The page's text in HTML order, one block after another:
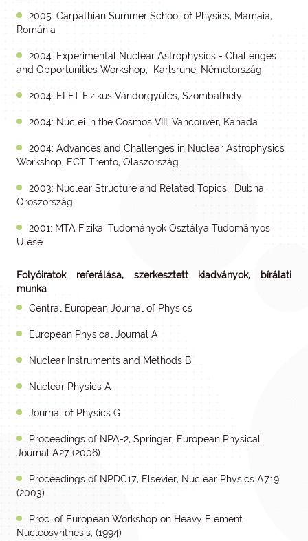
2005: Carpathian Summer School of Physics, Mamaia,
Románia
2004: Experimental Nuclear Astrophysics - Challenges
and Opportunities Workshop, Karlsruhe, Németország
2004: ELFT Fizikus Vándorgyűlés, Szombathely
2004: Nuclei in the Cosmos VIII, Vancouver, Kanada
2004: Advances and Challenges in Nuclear Astrophysics
Workshop, ECT Trento, Olaszország
2003: Nuclear Structure and Related Topics, Dubna,
Oroszország
2001: MTA Fizikai Tudományok Osztálya Tudományos
Ülése
Folyóiratok referálása, szerkesztett kiadványok, bírálati
munka
Central European Journal of Physics
European Physical Journal A
Nuclear Instruments and Methods B
Nuclear Physics A
Journal of Physics G
Proceedings of NPA-2, Springer, European Physical
Journal A27 (2006)
Proceedings of NPDC17, Elsevier, Nuclear Physics A719
(2003)
Proc. of European Workshop on Heavy Element
Nucleosynthesis, (1994)